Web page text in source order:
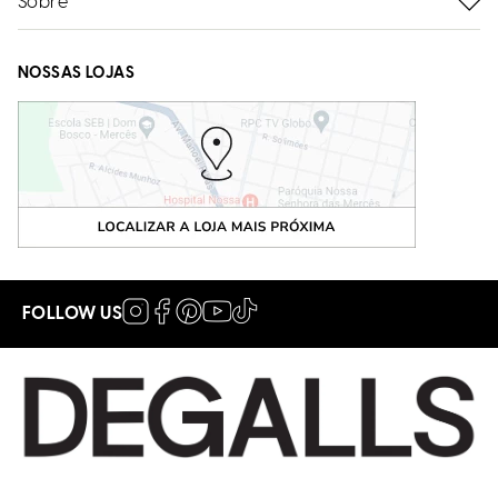
NOSSAS LOJAS
FOLLOW US